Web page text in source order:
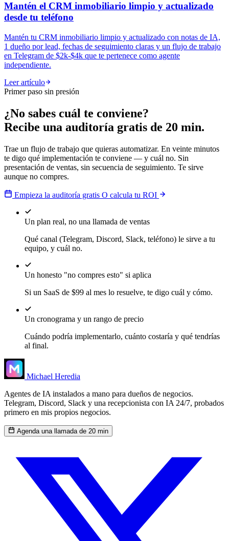
Mantén el CRM inmobiliario limpio y actualizado
desde tu teléfono
Mantén tu CRM inmobiliario limpio y actualizado con notas de IA,
1 dueño por lead, fechas de seguimiento claras y un flujo de trabajo
en Telegram de $2k-$4k que te pertenece como agente
independiente.
Leer artículo
Primer paso sin presión
¿No sabes cuál te conviene?
Recibe una auditoría gratis de 20 min.
Trae un flujo de trabajo que quieras automatizar. En veinte minutos
te digo qué implementación te conviene — y cuál no. Sin
presentación de ventas, sin secuencia de seguimiento. Te sirve
aunque no compres.
Empieza la auditoría gratis O calcula tu ROI
Un plan real, no una llamada de ventas
Qué canal (Telegram, Discord, Slack, teléfono) le sirve a tu
equipo, y cuál no.
Un honesto "no compres esto" si aplica
Si un SaaS de $99 al mes lo resuelve, te digo cuál y cómo.
Un cronograma y un rango de precio
Cuándo podría implementarlo, cuánto costaría y qué tendrías
al final.
Michael Heredia
Agentes de IA instalados a mano para dueños de negocios.
Telegram, Discord, Slack y una recepcionista con IA 24/7, probados
primero en mis propios negocios.
Agenda una llamada de 20 min